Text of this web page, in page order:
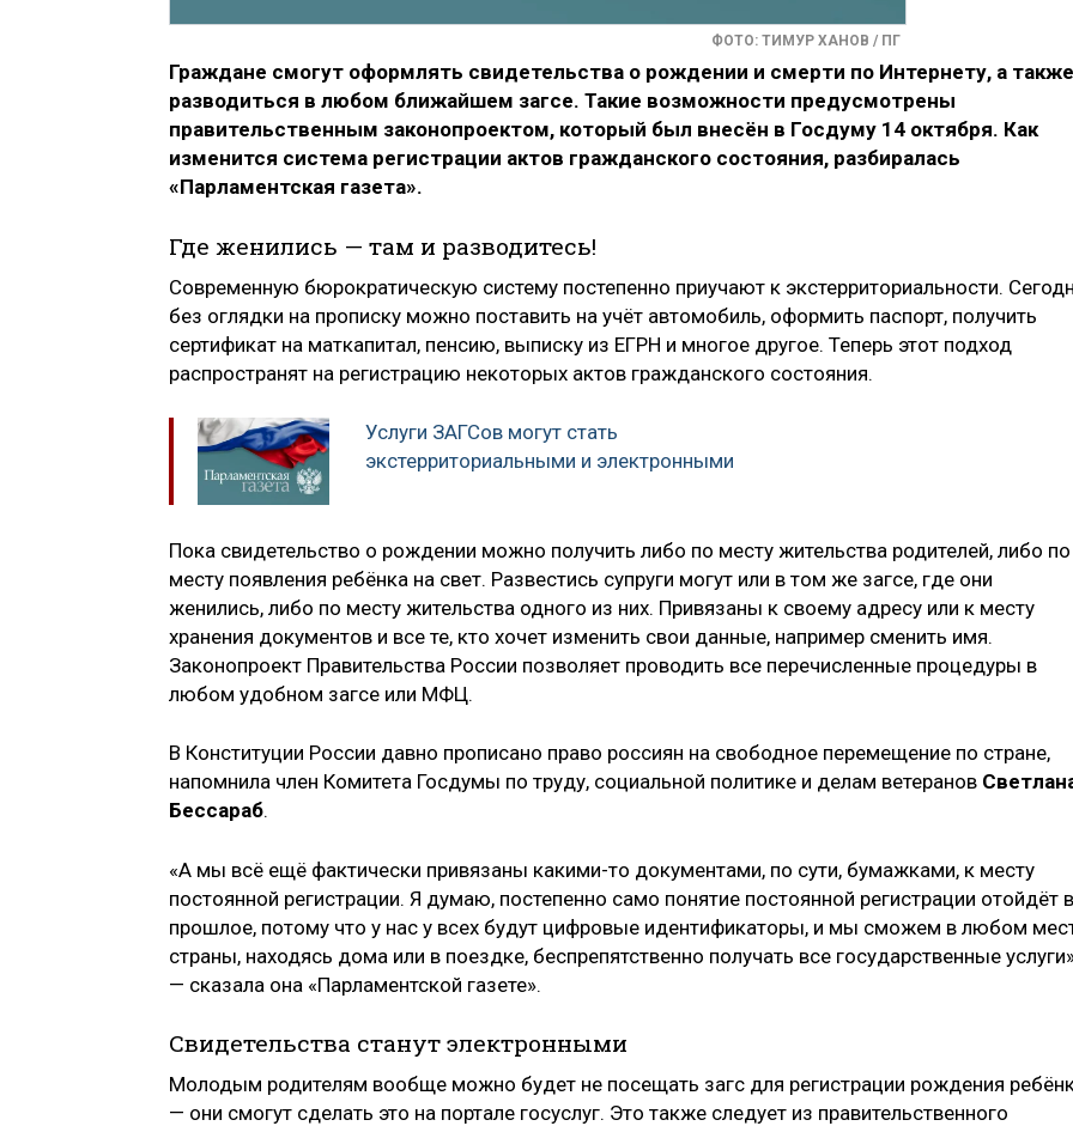
ФОТО: ТИМУР ХАНОВ / ПГ
Граждане смогут оформлять свидетельства о рождении и смерти по Интернету, а также
разводиться в любом ближайшем загсе. Такие возможности предусмотрены
правительственным законопроектом, который был внесён в Госдуму 14 октября. Как
изменится система регистрации актов гражданского состояния, разбиралась
«Парламентская газета».
Где женились — там и разводитесь!
Современную бюрократическую систему постепенно приучают к экстерриториальности.
без оглядки на прописку можно поставить на учёт автомобиль, оформить паспорт, получить
сертификат на маткапитал, пенсию, выписку из ЕГРН и многое другое. Теперь этот подход
распространят на регистрацию некоторых актов гражданского состояния.
Услуги ЗАГСов могут стать
экстерриториальными и электронными
Пока свидетельство о рождении можно получить либо по месту жительства родителей, либо по
месту появления ребёнка на свет. Развестись супруги могут или в том же загсе, где они
женились, либо по месту жительства одного из них. Привязаны к своему адресу или к месту
хранения документов и все те, кто хочет изменить свои данные, например сменить имя.
Законопроект Правительства России позволяет проводить все перечисленные процедуры в
любом удобном загсе или МФЦ.
В Конституции России давно прописано право россиян на свободное перемещение по стране,
напомнила член Комитета Госдумы по труду, социальной политике и делам ветеранов
Бессараб.
«А мы всё ещё фактически привязаны какими-то документами, по сути, бумажками, к месту
постоянной регистрации. Я думаю, постепенно само понятие постоянной регистрации отойдёт в
прошлое, потому что у нас у всех будут цифровые идентификаторы, и мы сможем в любом
страны, находясь дома или в поездке, беспрепятственно получать все государственные
— сказала она «Парламентской газете».
Свидетельства станут электронными
Молодым родителям вообще можно будет не посещать загс для регистрации рождения
— они смогут сделать это на портале госуслуг. Это также следует из правительственного